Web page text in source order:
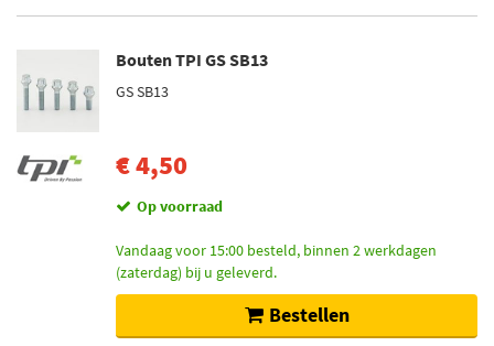
Bouten TPI GS SB13
GS SB13
€ 4,50
Op voorraad
Vandaag voor 15:00 besteld, binnen 2 werkdagen
(zaterdag) bij u geleverd.
Bestellen